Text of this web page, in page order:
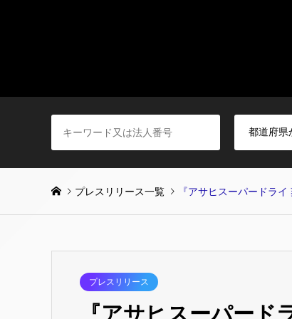
プレスリリース一覧 『アサヒスーパードラ
プレスリリース
『アサヒスーパード